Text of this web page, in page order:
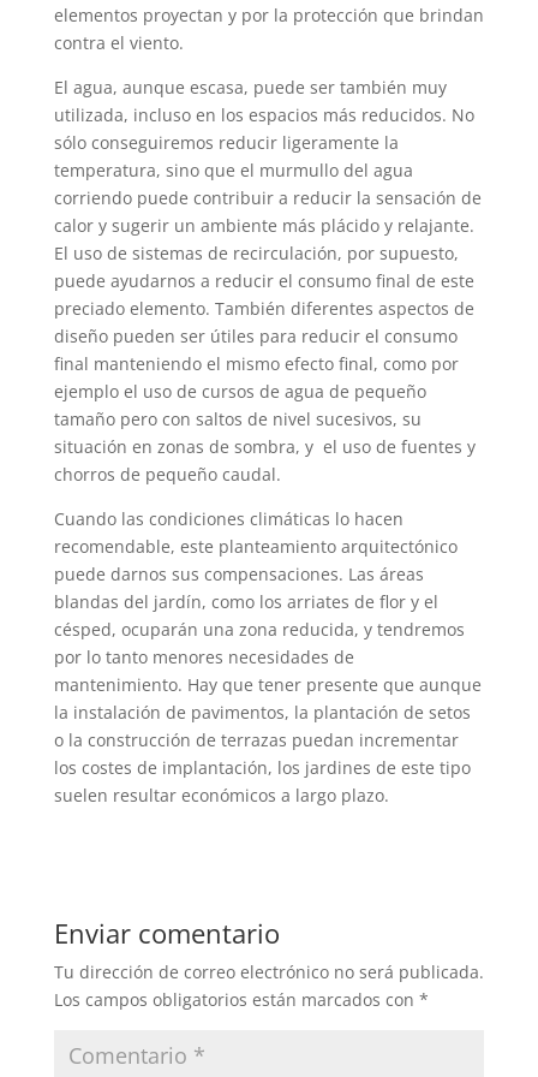
elementos proyectan y por la protección que brindan
contra el viento.
El agua, aunque escasa, puede ser también muy
utilizada, incluso en los espacios más reducidos. No
sólo conseguiremos reducir ligeramente la
temperatura, sino que el murmullo del agua
corriendo puede contribuir a reducir la sensación de
calor y sugerir un ambiente más plácido y relajante.
El uso de sistemas de recirculación, por supuesto,
puede ayudarnos a reducir el consumo final de este
preciado elemento. También diferentes aspectos de
diseño pueden ser útiles para reducir el consumo
final manteniendo el mismo efecto final, como por
ejemplo el uso de cursos de agua de pequeño
tamaño pero con saltos de nivel sucesivos, su
situación en zonas de sombra, y el uso de fuentes y
chorros de pequeño caudal.
Cuando las condiciones climáticas lo hacen
recomendable, este planteamiento arquitectónico
puede darnos sus compensaciones. Las áreas
blandas del jardín, como los arriates de flor y el
césped, ocuparán una zona reducida, y tendremos
por lo tanto menores necesidades de
mantenimiento. Hay que tener presente que aunque
la instalación de pavimentos, la plantación de setos
o la construcción de terrazas puedan incrementar
los costes de implantación, los jardines de este tipo
suelen resultar económicos a largo plazo.
Enviar comentario
Tu dirección de correo electrónico no será publicada.
Los campos obligatorios están marcados con *